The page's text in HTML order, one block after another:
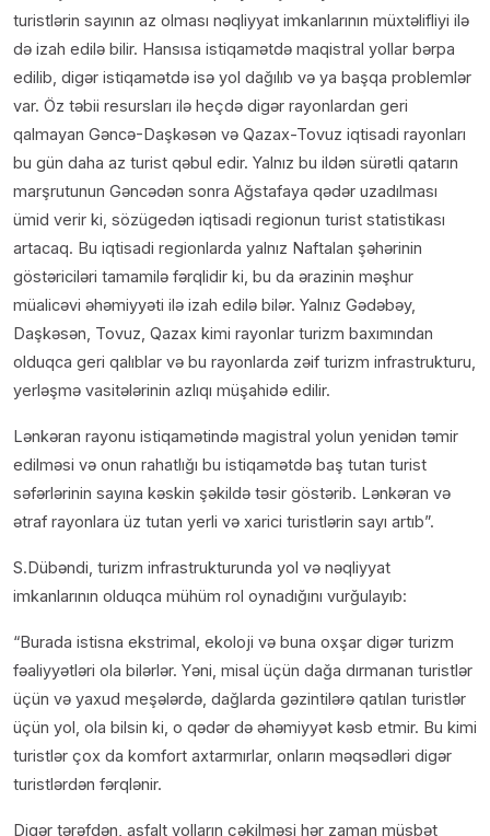
turistlərin sayının az olması nəqliyyat imkanlarının müxtəlifliyi ilə
də izah edilə bilir. Hansısa istiqamətdə maqistral yollar bərpa
edilib, digər istiqamətdə isə yol dağılıb və ya başqa problemlər
var. Öz təbii resursları ilə heçdə digər rayonlardan geri
qalmayan Gəncə-Daşkəsən və Qazax-Tovuz iqtisadi rayonları
bu gün daha az turist qəbul edir. Yalnız bu ildən sürətli qatarın
marşrutunun Gəncədən sonra Ağstafaya qədər uzadılması
ümid verir ki, sözügedən iqtisadi regionun turist statistikası
artacaq. Bu iqtisadi regionlarda yalnız Naftalan şəhərinin
göstəriciləri tamamilə fərqlidir ki, bu da ərazinin məşhur
müalicəvi əhəmiyyəti ilə izah edilə bilər. Yalnız Gədəbəy,
Daşkəsən, Tovuz, Qazax kimi rayonlar turizm baxımından
olduqca geri qalıblar və bu rayonlarda zəif turizm infrastrukturu,
yerləşmə vasitələrinin azlıqı müşahidə edilir.
Lənkəran rayonu istiqamətində magistral yolun yenidən təmir
edilməsi və onun rahatlığı bu istiqamətdə baş tutan turist
səfərlərinin sayına kəskin şəkildə təsir göstərib. Lənkəran və
ətraf rayonlara üz tutan yerli və xarici turistlərin sayı artıb”.
S.Dübəndi, turizm infrastrukturunda yol və nəqliyyat
imkanlarının olduqca mühüm rol oynadığını vurğulayıb:
“Burada istisna ekstrimal, ekoloji və buna oxşar digər turizm
fəaliyyətləri ola bilərlər. Yəni, misal üçün dağa dırmanan turistlər
üçün və yaxud meşələrdə, dağlarda gəzintilərə qatılan turistlər
üçün yol, ola bilsin ki, o qədər də əhəmiyyət kəsb etmir. Bu kimi
turistlər çox da komfort axtarmırlar, onların məqsədləri digər
turistlərdən fərqlənir.
Digər tərəfdən, asfalt yolların çəkilməsi hər zaman müsbət